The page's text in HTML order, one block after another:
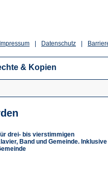
Datenschutz
Impressum
& Kopien
drei- bis vierstimmigen
Band und Gemeinde. Inklusive